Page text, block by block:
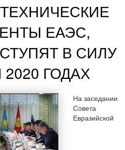
ЕАЭС,
В СИЛУ
2020 ГОДАХ
На заседании
Совета
Евразийской